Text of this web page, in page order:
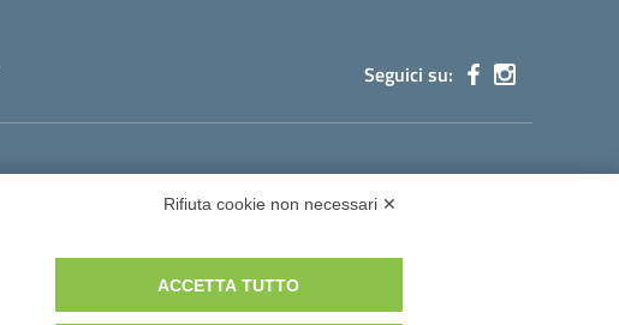
Seguici su:
Rifiuta cookie non necessari ✕
ACCETTA TUTTO